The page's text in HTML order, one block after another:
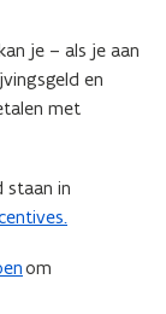
je – als je aan
en
met
staan in
om